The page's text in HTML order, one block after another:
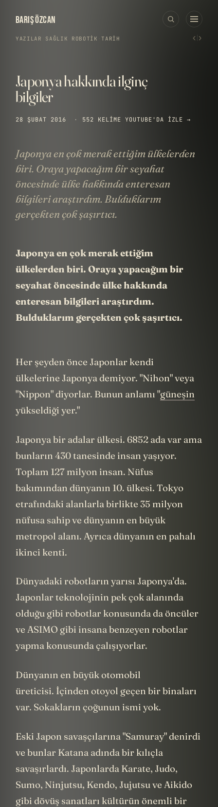
BARIŞ ÖZCAN
YAZILAR SAĞLIK ROBOTIK ·TARIH ‹ ›
Japonya hakkında ilginç
bilgiler
28 ŞUBAT 2016 · 552 KELIME YOUTUBE'DA IZLE →
Japonya en çok merak ettiğim ülkelerden
biri. Oraya yapacağım bir seyahat
öncesinde ülke hakkında enteresan
bilgileri araştırdım. Bulduklarım
gerçekten çok şaşırtıcı.
Japonya en çok merak ettiğim
ülkelerden biri. Oraya yapacağım bir
seyahat öncesinde ülke hakkında
enteresan bilgileri araştırdım.
Bulduklarım gerçekten çok şaşırtıcı.
Her şeyden önce Japonlar kendi
ülkelerine Japonya demiyor. "Nihon" veya
"Nippon" diyorlar. Bunun anlamı "güneşin
yükseldiği yer."
Japonya bir adalar ülkesi. 6852 ada var ama
bunların 430 tanesinde insan yaşıyor.
Toplam 127 milyon insan. Nüfus
bakımından dünyanın 10. ülkesi. Tokyo
etrafındaki alanlarla birlikte 35 milyon
nüfusa sahip ve dünyanın en büyük
metropol alanı. Ayrıca dünyanın en pahalı
ikinci kenti.
Dünyadaki robotların yarısı Japonya'da.
Japonlar teknolojinin pek çok alanında
olduğu gibi robotlar konusunda da öncüler
ve ASIMO gibi insana benzeyen robotlar
yapma konusunda çalışıyorlar.
Dünyanın en büyük otomobil
üreticisi. İçinden otoyol geçen bir binaları
var. Sokakların çoğunun ismi yok.
Eski Japon savaşçılarına "Samuray" denirdi
ve bunlar Katana adında bir kılıçla
savaşırlardı. Japonlarda Karate, Judo,
Sumo, Ninjutsu, Kendo, Jujutsu ve Aikido
gibi dövüş sanatları kültürün önemli bir